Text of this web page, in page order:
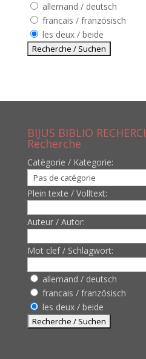
allemand / deutsch
francais / französisch
les deux / beide
BIJUS BIBLIO
Recherche
Catègorie / Kategorie:
Plein texte / Volltext:
Auteur / Autor:
Mot clef / Schlagwort:
allemand / deutsch
francais / französisch
les deux / beide